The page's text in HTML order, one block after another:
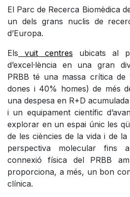
El Parc de Recerca Biomèdica
un dels grans nuclis de
d’Europa.
Els vuit centres ubicats al
d’excel·lència en una gran
PRBB té una massa crítica de
dones i 40% homes) de més
una despesa en R+D
i un equipament científic
explorar en un espai únic les
de les ciències de la vida i de
perspectiva molecular fins
connexió física del PRBB
proporciona, a més, un bon
clínica.